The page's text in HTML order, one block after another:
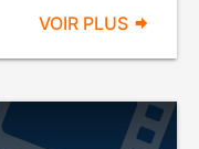
VOIR PLUS